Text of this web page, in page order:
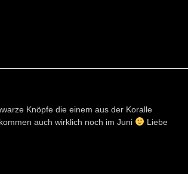
Knöpfe die einem aus der Koralle
auch wirklich noch im Juni
Liebe